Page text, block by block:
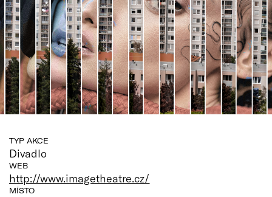
TYP AKCE
Divadlo
WEB
http://www.imagetheatre.cz/
MÍSTO